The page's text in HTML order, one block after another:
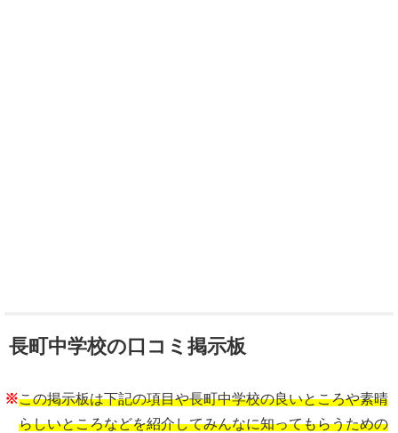
長町中学校の口コミ掲示板
※この掲示板は下記の項目や長町中学校の良いところや素晴
らしいところなどを紹介してみんなに知ってもらうための